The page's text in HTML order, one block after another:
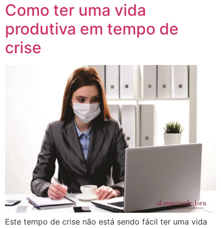
Como ter uma vida
produtiva em tempo de
crise
Este tempo de crise não está sendo fácil ter uma vida